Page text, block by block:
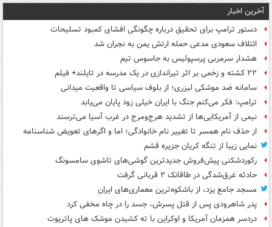
آخرین اخبار
دستور ترامپ برای تحقیق درباره چگونگی افشای کمبود تسلیحات
ائتلاف سعودی مدعی حمله ارتش یمن به نجران شد
هشدار سرمربی پرسپولیس به جاسوس تیم
۲۲ کشته و زخمی بر اثر تیراندازی در یک مدرسه در تایلند+ فیلم
سامانه ضد موشکی لیزری؛ از بلوف سیاسی تا واقعیت میدانی
ترامپ: فکر می‌کنم جنگ با ایران خیلی زود پایان می‌یابد
نیمی از آمریکایی‌ها از تشدید هرج‌ومرج در غرب آسیا می‌ترسند
از حذف نام همسر تا تغییر نام خانوادگی؛ اما و اگرهای تعویض شناسنامه
نمایی زیبا از تنگه کریان جزیره قشم
رکوردشکنی پیش‌فروش جدیدترین گوشی‌های تاشوی سامسونگ
حادثه غرق‌شدگی در طاقانک ۲ قربانی گرفت
مسجد جامع یزد، از باشکوه‌ترین معماری‌های ایران
پدر شاهرودی پس از قتل پسرش، جسد را در چاه مخفی کرد
دردسر همزمان آمریکا و اوکراین با ته کشیدن موشک های پاتریوت